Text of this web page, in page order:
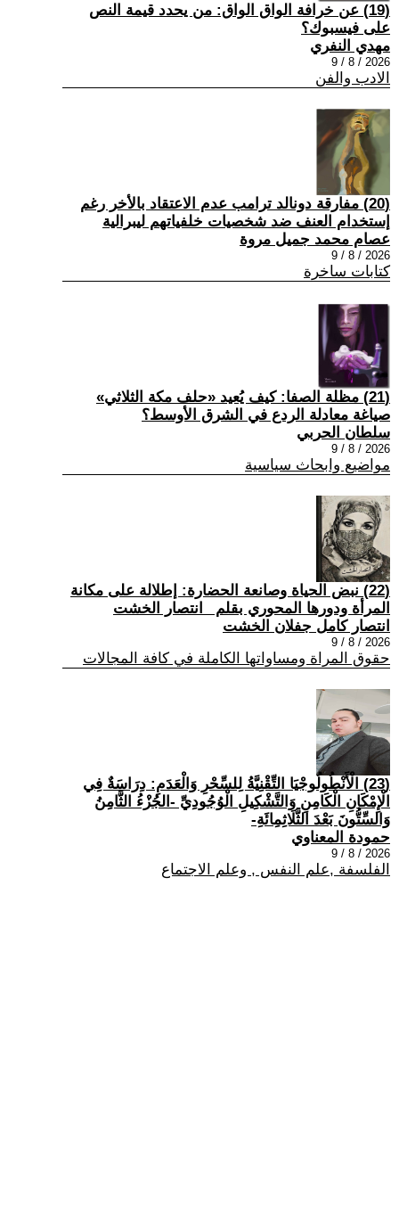
(19) عن خرافة الواق الواق: من يحدد قيمة النص
على فيسبوك؟
مهدي النفري
2026 / 8 / 9
الادب والفن
(20) مفارقة دونالد ترامب عدم الاعتقاد بالأخر رغم
إستخدام العنف ضد شخصيات خلفياتهم ليبرالية
عصام محمد جميل مروة
2026 / 8 / 9
كتابات ساخرة
(21) مظلة الصفا: كيف يُعيد «حلف مكة الثلاثي»
صياغة معادلة الردع في الشرق الأوسط؟
سلطان الحربي
2026 / 8 / 9
مواضيع وابحاث سياسية
(22) نبض الحياة وصانعة الحضارة: إطلالة على مكانة
المرأة ودورها المحوري بقلم _انتصار الخشت
انتصار كامل جفلان الخشت
2026 / 8 / 9
حقوق المراة ومساواتها الكاملة في كافة المجالات
(23) الْأَنْطُولُوجْيَا التِّقْنِيَّةُ لِلسِّحْرِ وَالْعَدَمِ: دِرَاسَةٌ فِي
الْإِمْكَانِ الْكَامِنِ وَالتَّشْكِيلِ الْوُجُودِيِّ -الجُزْءُ الثَّامِنُ
وَالسِّتُّونَ بَعْدَ الثَّلَاثِمِائَةِ-
حمودة المعناوي
2026 / 8 / 9
الفلسفة ,علم النفس , وعلم الاجتماع